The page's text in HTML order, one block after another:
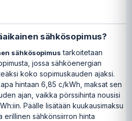
sähkösopimus?
sähkösopimus tarkoitetaan
jossa sähköenergian
koko sopimuskauden ajaksi.
hintaan 6,85 c/kWh, maksat sen
ajan, vaikka pörssihinta nousisi
Päälle lisätään kuukausimaksu
sähkönsiirron hinta